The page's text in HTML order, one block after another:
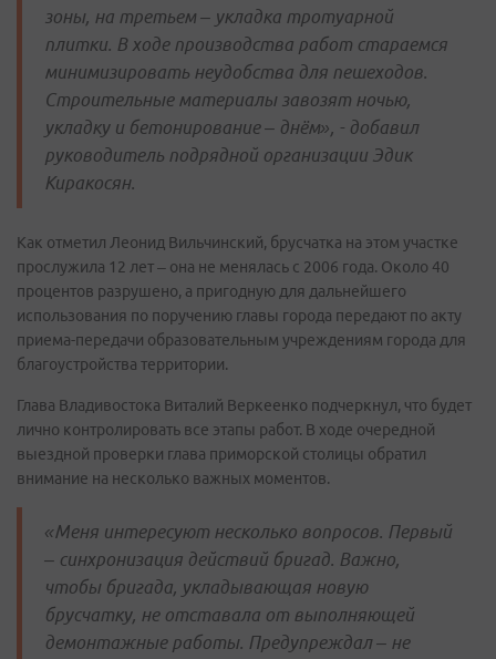
зоны, на третьем – укладка тротуарной
плитки. В ходе производства работ стараемся
минимизировать неудобства для пешеходов.
Строительные материалы завозят ночью,
укладку и бетонирование – днём», - добавил
руководитель подрядной организации Эдик
Киракосян.
Как отметил Леонид Вильчинский, брусчатка на этом участке
прослужила 12 лет – она не менялась с 2006 года. Около 40
процентов разрушено, а пригодную для дальнейшего
использования по поручению главы города передают по акту
приема-передачи образовательным учреждениям города для
благоустройства территории.
Глава Владивостока Виталий Веркеенко подчеркнул, что будет
лично контролировать все этапы работ. В ходе очередной
выездной проверки глава приморской столицы обратил
внимание на несколько важных моментов.
«Меня интересуют несколько вопросов. Первый
– синхронизация действий бригад. Важно,
чтобы бригада, укладывающая новую
брусчатку, не отставала от выполняющей
демонтажные работы. Предупреждал – не